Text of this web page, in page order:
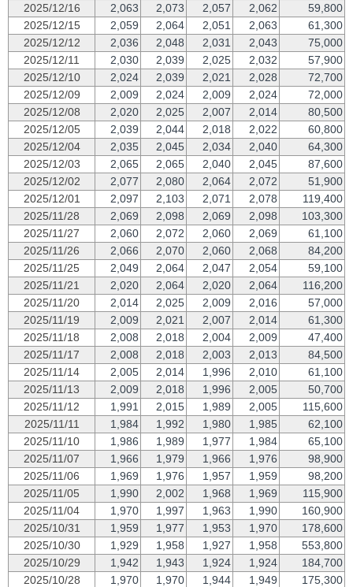
2025/12/16
2,063 2,073 2,057 2,062
59,800
2025/12/15
2,059 2,064 2,051 2,063
61,300
2025/12/12
2,036 2,048 2,031 2,043
75,000
2025/12/11
2,030 2,039 2,025 2,032
57,900
2025/12/10
2,024 2,039 2,021 2,028
72,700
2025/12/09
2,009 2,024 2,009 2,024
72,000
2025/12/08
2,020 2,025 2,007 2,014
80,500
2025/12/05
2,039 2,044 2,018 2,022
60,800
2025/12/04
2,035 2,045 2,034 2,040
64,300
2025/12/03
2,065 2,065 2,040 2,045
87,600
2025/12/02
2,077 2,080 2,064 2,072
51,900
2025/12/01
2,097 2,103 2,071 2,078
119,400
2025/11/28
2,069 2,098 2,069 2,098
103,300
2025/11/27
2,060 2,072 2,060 2,069
61,100
2025/11/26
2,066 2,070 2,060 2,068
84,200
2025/11/25
2,049 2,064 2,047 2,054
59,100
2025/11/21
2,020 2,064 2,020 2,064
116,200
2025/11/20
2,014 2,025 2,009 2,016
57,000
2025/11/19
2,009 2,021 2,007 2,014
61,300
2025/11/18
2,008 2,018 2,004 2,009
47,400
2025/11/17
2,008 2,018 2,003 2,013
84,500
2025/11/14
2,005 2,014 1,996 2,010
61,100
2025/11/13
2,009 2,018 1,996 2,005
50,700
2025/11/12
1,991 2,015 1,989 2,005
115,600
2025/11/11
1,984 1,992 1,980 1,985
62,100
2025/11/10
1,986 1,989 1,977 1,984
65,100
2025/11/07
1,966 1,979 1,966 1,976
98,900
2025/11/06
1,969 1,976 1,957 1,959
98,200
2025/11/05
1,990 2,002 1,968 1,969
115,900
2025/11/04
1,970 1,997 1,963 1,990
160,900
2025/10/31
1,959 1,977 1,953 1,970
178,600
2025/10/30
1,929 1,958 1,927 1,958
553,800
2025/10/29
1,942 1,943 1,924 1,924
184,700
2025/10/28
1,970 1,970 1,944 1,949
175,300